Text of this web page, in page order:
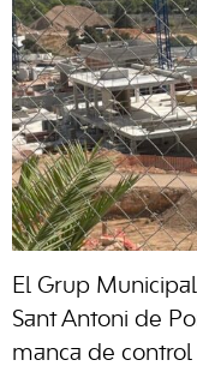
El Grup
Sant Antoni de
manca de control